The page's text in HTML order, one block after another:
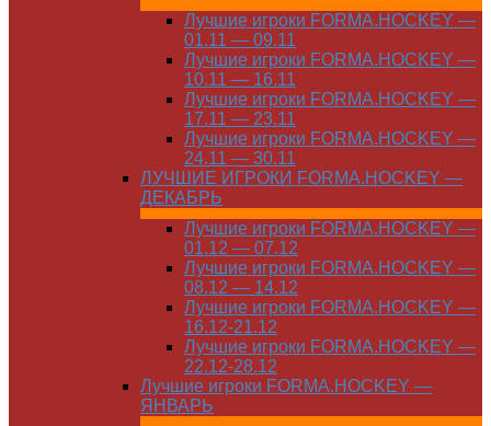
Лучшие игроки FORMA.HOCKEY —
01.11 — 09.11
Лучшие игроки FORMA.HOCKEY —
10.11 — 16.11
Лучшие игроки FORMA.HOCKEY —
17.11 — 23.11
Лучшие игроки FORMA.HOCKEY —
24.11 — 30.11
ЛУЧШИЕ ИГРОКИ FORMA.HOCKEY —
ДЕКАБРЬ
Лучшие игроки FORMA.HOCKEY —
01.12 — 07.12
Лучшие игроки FORMA.HOCKEY —
08.12 — 14.12
Лучшие игроки FORMA.HOCKEY —
16.12-21.12
Лучшие игроки FORMA.HOCKEY —
22.12-28.12
Лучшие игроки FORMA.HOCKEY —
ЯНВАРЬ